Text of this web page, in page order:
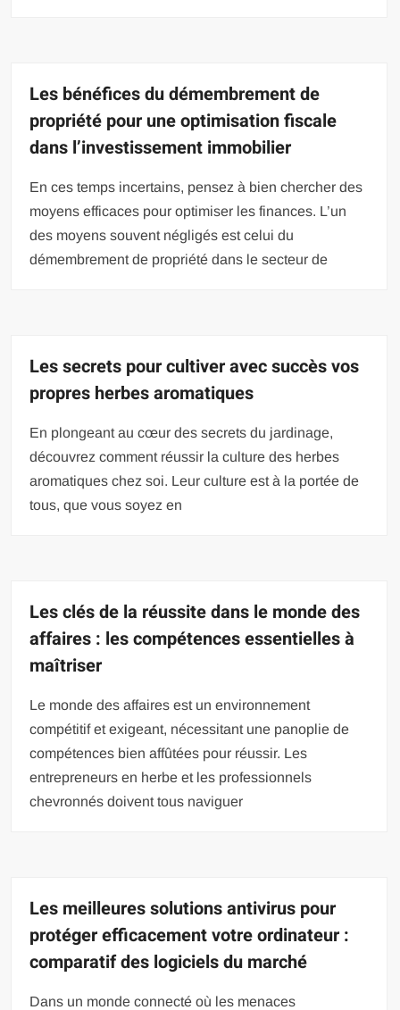
Les bénéfices du démembrement de
propriété pour une optimisation fiscale
dans l’investissement immobilier
En ces temps incertains, pensez à bien chercher des
moyens efficaces pour optimiser les finances. L’un
des moyens souvent négligés est celui du
démembrement de propriété dans le secteur de
Les secrets pour cultiver avec succès vos
propres herbes aromatiques
En plongeant au cœur des secrets du jardinage,
découvrez comment réussir la culture des herbes
aromatiques chez soi. Leur culture est à la portée de
tous, que vous soyez en
Les clés de la réussite dans le monde des
affaires : les compétences essentielles à
maîtriser
Le monde des affaires est un environnement
compétitif et exigeant, nécessitant une panoplie de
compétences bien affûtées pour réussir. Les
entrepreneurs en herbe et les professionnels
chevronnés doivent tous naviguer
Les meilleures solutions antivirus pour
protéger efficacement votre ordinateur :
comparatif des logiciels du marché
Dans un monde connecté où les menaces